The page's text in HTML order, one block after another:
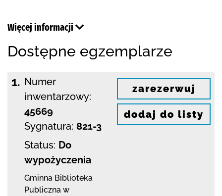
Więcej informacji
Dostępne egzemplarze
1. Numer
inwentarzowy:
45669
Sygnatura: 821-3
Status: Do
wypożyczenia
Gminna Biblioteka
Publiczna w
zarezerwuj
dodaj do listy